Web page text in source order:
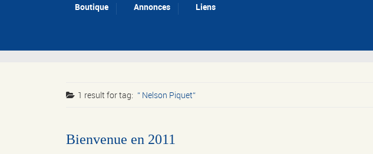
Boutique Annonces Liens
1 result fortag: Nelson Piquet
Bienvenue en 2011